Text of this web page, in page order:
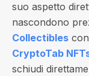
suo aspetto
nascondono
Collectibles
CryptoTab
schiudi